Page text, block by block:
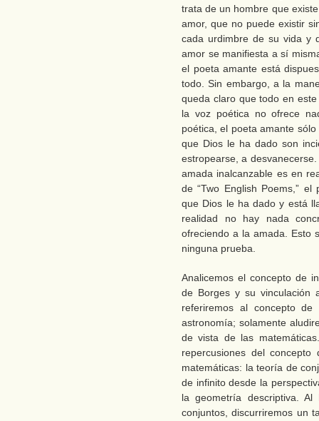
trata de un hombre que
amor, que no puede existir
cada urdimbre de su vida y
amor se manifiesta a sí
el poeta amante está
todo. Sin embargo, a la
queda claro que todo en
la voz poética no ofrece
poética, el poeta amante
que Dios le ha dado son
estropearse, a
amada inalcanzable es en
de “Two English Poems,”
que Dios le ha dado y está
realidad no hay nada
ofreciendo a la amada. Esto
ninguna prueba.
Analicemos el concepto de
de Borges y su vinculación
referiremos al concepto
astronomía; solamente
de vista de las
repercusiones del
matemáticas: la teoría de
de infinito desde la
la geometría descriptiva.
conjuntos, discurriremos un